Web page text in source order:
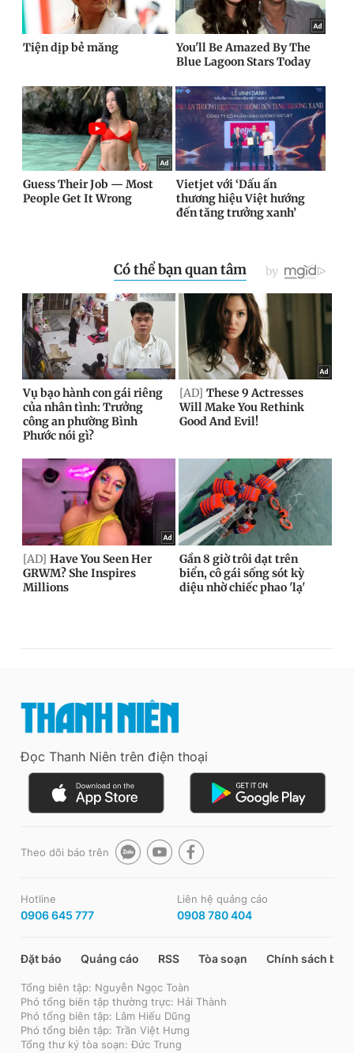
Đọc Thanh Niên trên điện thoại
Theo dõi báo trên
Hotline
0906 645 777
Liên hệ quảng cáo
0908 780 404
Đặt báo Quảng cáo RSS Tòa soạn Chính sách bảo
Tổng biên tập: Nguyễn Ngọc Toàn
Phó tổng biên tập thường trực: Hải Thành
Phó tổng biên tập: Lâm Hiếu Dũng
Phó tổng biên tập: Trần Việt Hưng
Tổng thư ký tòa soạn: Đức Trung